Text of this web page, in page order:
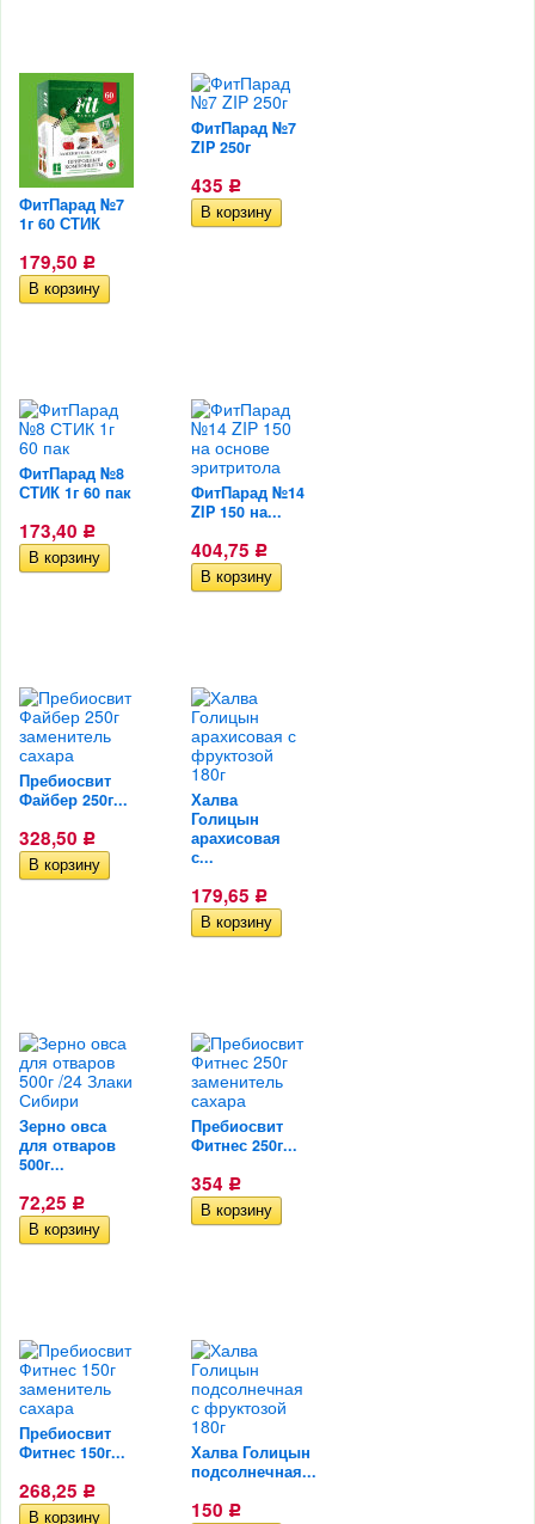
ФитПарад №7
1г 60 СТИК
179,50 Р
ФитПарад №7
ZIP 250г
435 Р
ФитПарад №8
СТИК 1г 60 пак
173,40 Р
ФитПарад №14
ZIP 150 на...
404,75 Р
Пребиосвит
Файбер 250г...
328,50 Р
Халва
Голицын
арахисовая
с...
179,65 Р
Зерно овса
для отваров
500г...
72,25 Р
Пребиосвит
Фитнес 250г...
354 Р
Пребиосвит
Фитнес 150г...
268,25 Р
Халва Голицын
подсолнечная...
150 Р